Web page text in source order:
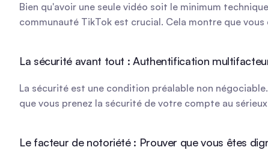
Bien qu'avoir une seule vidéo soit le minimum
communauté TikTok est crucial. Cela montre que
La sécurité avant tout : Authentification
La sécurité est une condition préalable non
que vous prenez la sécurité de votre compte au
Le facteur de notoriété : Prouver que vous êtes